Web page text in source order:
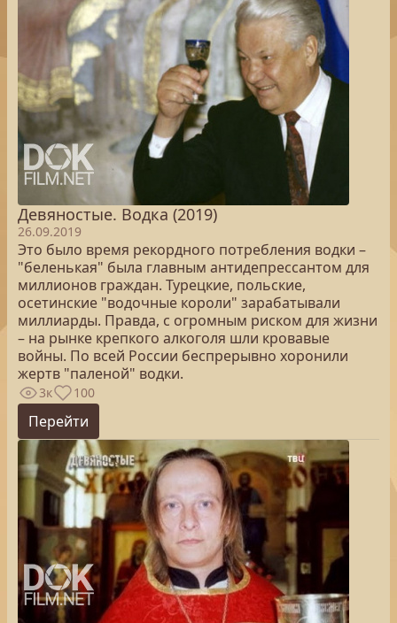
Девяностые. Водка (2019)
26.09.2019
Это было время рекордного потребления водки –
"беленькая" была главным антидепрессантом для
миллионов граждан. Турецкие, польские,
осетинские "водочные короли" зарабатывали
миллиарды. Правда, с огромным риском для жизни
– на рынке крепкого алкоголя шли кровавые
войны. По всей России беспрерывно хоронили
жертв "паленой" водки.
3к 100
Перейти